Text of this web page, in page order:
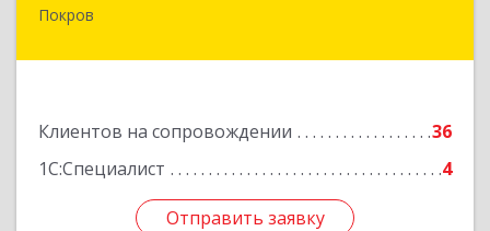
Покров
Клиентов на сопровождении
36
1С:Специалист
4
Отправить заявку
601120, Владимирская обл, Петушинский р-н,
Отправить заявку